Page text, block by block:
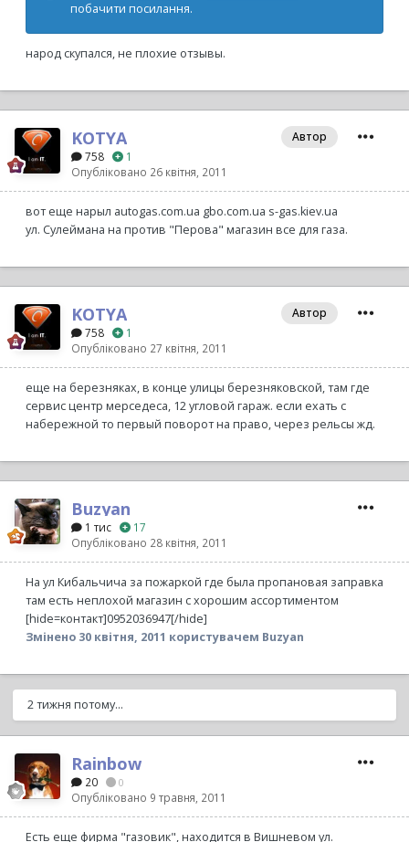
побачити посилання.
народ скупался, не плохие отзывы.
KOTYA
758
1
Опубліковано 26 квітня, 2011
Автор
вот еще нарыл autogas.com.ua gbo.com.ua s-gas.kiev.ua
ул. Сулеймана на против "Перова" магазин все для газа.
KOTYA
758
1
Опубліковано 27 квітня, 2011
Автор
еще на березняках, в конце улицы березняковской, там где
сервис центр мерседеса, 12 угловой гараж. если ехать с
набережной то первый поворот на право, через рельсы жд.
Buzyan
1 тис
17
Опубліковано 28 квітня, 2011
На ул Кибальчича за пожаркой где была пропановая заправка
там есть неплохой магазин с хорошим ассортиментом
[hide=контакт]0952036947[/hide]
Змінено 30 квітня, 2011 користувачем Buzyan
2 тижня потому...
Rainbow
20 0
Опубліковано 9 травня, 2011
Есть еще фирма "газовик", находится в Вишневом ул.